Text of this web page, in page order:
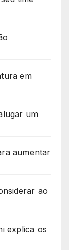
em
um
aumentar
ao
explica os